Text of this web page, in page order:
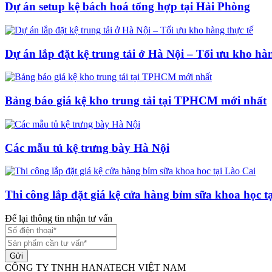
Dự án setup kệ bách hoá tổng hợp tại Hải Phòng
Dự án lắp đặt kệ trung tải ở Hà Nội – Tối ưu kho
Bảng báo giá kệ kho trung tải tại TPHCM mới nhất
Các mẫu tủ kệ trưng bày Hà Nội
Thi công lắp đặt giá kệ cửa hàng bỉm sữa khoa học
Để lại thông tin nhận tư vấn
Gửi
CÔNG TY TNHH HANATECH VIỆT NAM